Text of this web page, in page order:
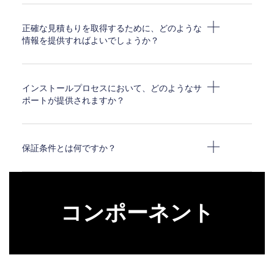
正確な見積もりを取得するために、どのような
情報を提供すればよいでしょうか？
インストールプロセスにおいて、どのようなサ
ポートが提供されますか？
保証条件とは何ですか？
コンポーネント